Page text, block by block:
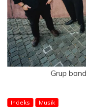
Grup
Indeks Musik